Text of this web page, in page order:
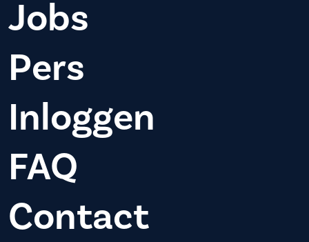
Jobs
Pers
Inloggen
FAQ
Contact